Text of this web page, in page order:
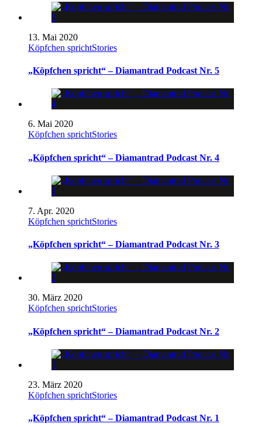
13. Mai 2020
Köpfchen sprichtStories
„Köpfchen spricht“ – Diamantrad Podcast Nr. 5
6. Mai 2020
Köpfchen sprichtStories
„Köpfchen spricht“ – Diamantrad Podcast Nr. 4
7. Apr. 2020
Köpfchen sprichtStories
„Köpfchen spricht“ – Diamantrad Podcast Nr. 3
30. März 2020
Köpfchen sprichtStories
„Köpfchen spricht“ – Diamantrad Podcast Nr. 2
23. März 2020
Köpfchen sprichtStories
„Köpfchen spricht“ – Diamantrad Podcast Nr. 1